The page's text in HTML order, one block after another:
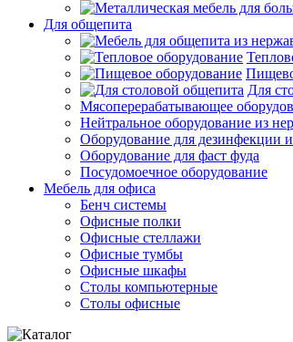
Для общепита
Для
Мясоперерабатывающее
Нейтральное оборудование из
Оборудование для дезинфекции
Оборудование для фаст фуда
Посудомоечное оборудование
Мебель для офиса
Бенч системы
Офисные полки
Офисные стеллажи
Офисные тумбы
Офисные шкафы
Столы компьютерные
Столы офисные